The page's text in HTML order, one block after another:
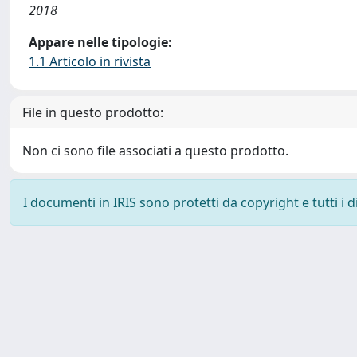
2018
Appare nelle tipologie:
1.1 Articolo in rivista
File in questo prodotto:
Non ci sono file associati a questo prodotto.
I documenti in IRIS sono protetti da copyright e tutti i